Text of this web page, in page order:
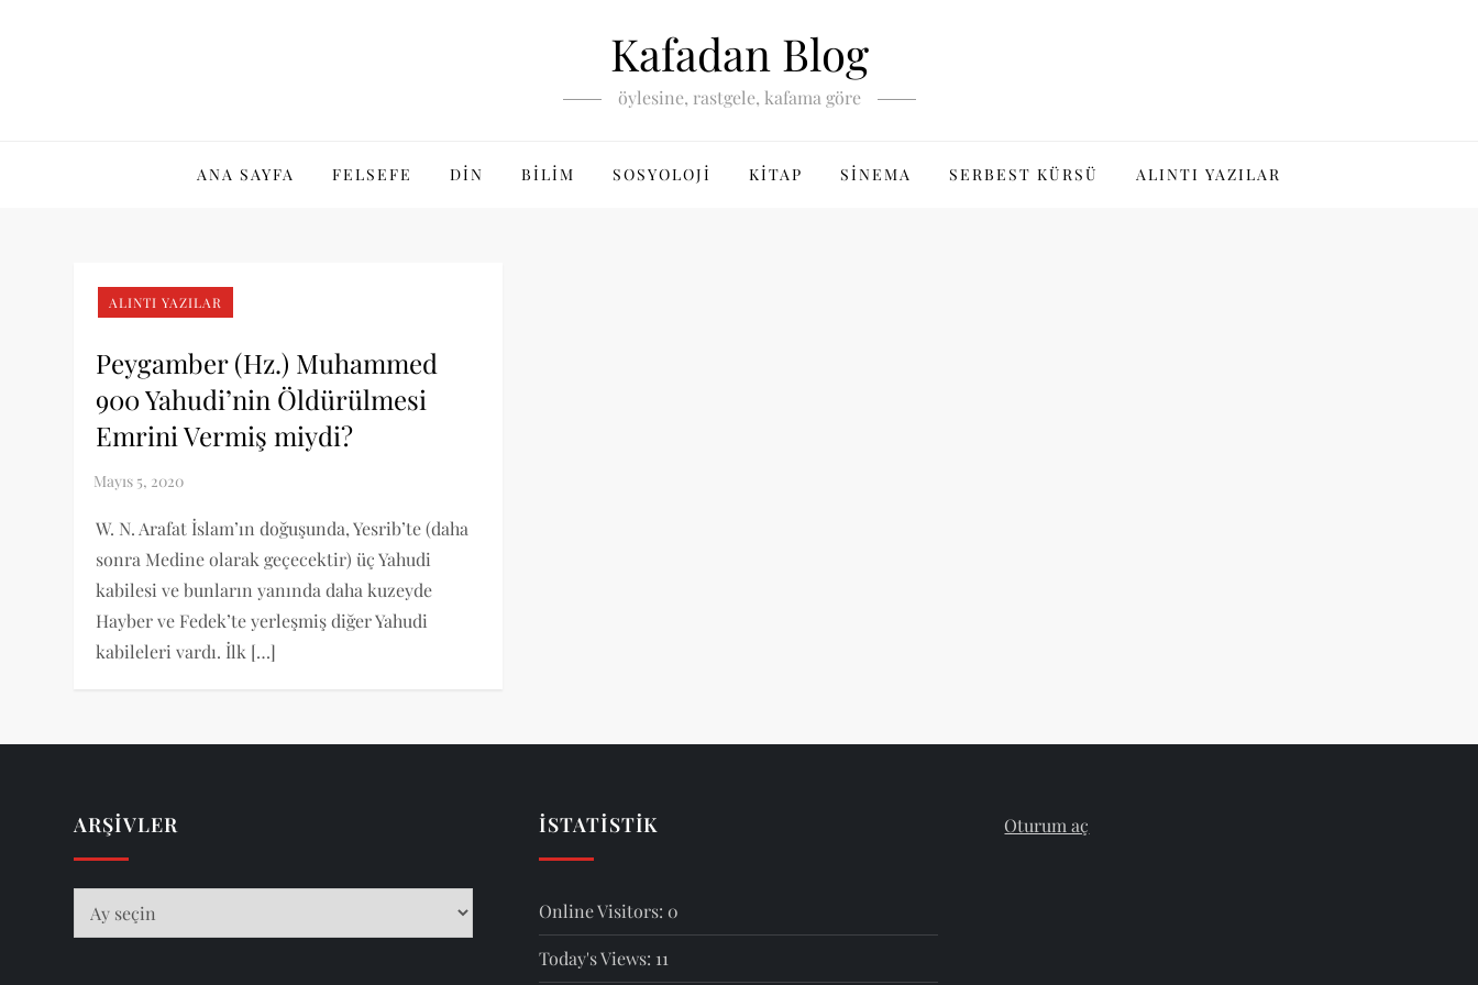
Kafadan Blog
öylesine, rastgele, kafama göre
ANA SAYFA FELSEFE DIN BILIM SOSYOLOJI KITAP SINEMA SERBEST KÜRSÜ ALINTI YAZILAR
ALINTI YAZILAR
Peygamber (Hz.) Muhammed
900 Yahudi’nin Öldürülmesi
Emrini Vermiş miydi?
W. N. Arafat İslam’ın doğuşunda, Yesrib’te (daha
sonra Medine olarak geçecektir) üç Yahudi
kabilesi ve bunların yanında daha kuzeyde
Hayber ve Fedek’te yerleşmiş diğer Yahudi
kabileleri vardı. İlk […]
ARŞIVLER İSTATISTIK
Online Visitors: 0
Today's Views: 11
Oturum aç